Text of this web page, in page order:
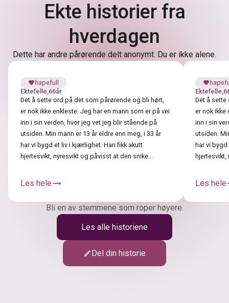
Ekte historier fra
hverdagen
Dette har andre pårørende delt anonymt. Du er ikke alene.
favorite hapefull
Ektefelle,66år
Det å sette ord på det som pårørende og bli hørt,
er nok ikke enkleste. Jeg har en mann som er på vei
inn i sin verden, hvor jeg vet jeg blir stående på
utsiden. Min mann er 13 år eldre enn meg, i 33 år
har vi bygd et liv i kjærlighet. Han fikk akutt
hjertesvikt, nyresvikt og påvisst at den snike...
Les heletrending_flat
favorite
Ektefelle,
Det å
er nok ikke
inn i sin
utsiden.
har vi
Les hele
Bli en av stemmene som roper høyere.
Les alle historiene
editDel din historie